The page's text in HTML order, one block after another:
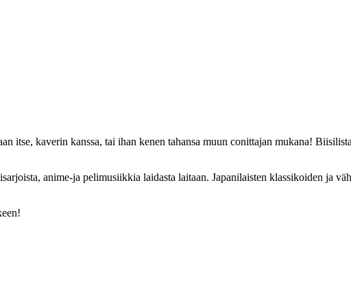
itse, kaverin kanssa, tai ihan kenen tahansa muun conittajan mukana!
anime-ja pelimusiikkia laidasta laitaan. Japanilaisten klassikoiden ja